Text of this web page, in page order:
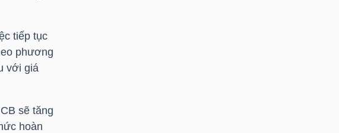
tiếp tục
phương
với giá
sẽ tăng
hoàn